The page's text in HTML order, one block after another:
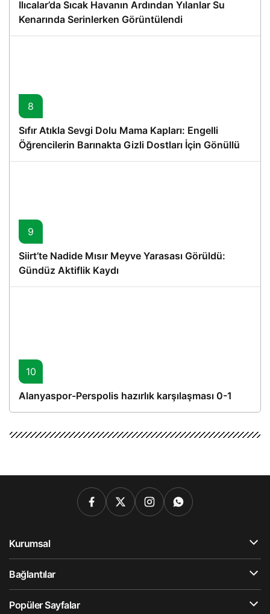
Ilıcalar’da Sıcak Havanın Ardından Yılanlar Su
Kenarında Serinlerken Görüntülendi
8
Sıfır Atıkla Sevgi Dolu Mama Kapları: Engelli
Öğrencilerin Barınakta Gizli Dostları İçin Gönüllü
Proje
9
Siirt’te Nadide Mısır Meyve Yarasası Görüldü:
Gündüz Aktiflik Kaydı
10
Alanyaspor-Perspolis hazırlık karşılaşması 0-1
Kurumsal
Bağlantılar
Popüler Sayfalar